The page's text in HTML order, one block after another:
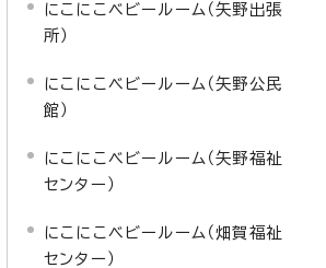
にこにこベビールーム（矢野出張
所）
にこにこベビールーム（矢野公民
館）
にこにこベビールーム（矢野福祉
センター）
にこにこベビールーム（畑賀福祉
センター）